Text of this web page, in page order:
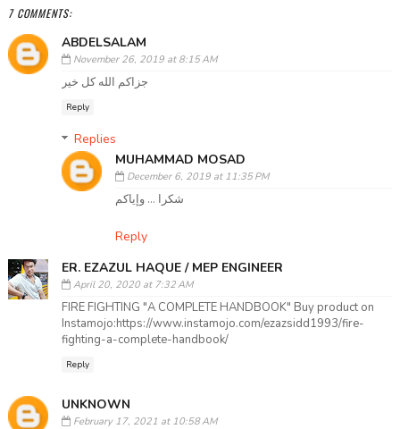
7 COMMENTS:
ABDELSALAM
November 26, 2019 at 8:15 AM
جزاكم الله كل خير
Reply
Replies
MUHAMMAD MOSAD
December 6, 2019 at 11:35 PM
شكرا ... وإياكم
Reply
ER. EZAZUL HAQUE / MEP ENGINEER
April 20, 2020 at 7:32 AM
FIRE FIGHTING "A COMPLETE HANDBOOK" Buy product on
Instamojo:https://www.instamojo.com/ezazsidd1993/fire-
fighting-a-complete-handbook/
Reply
UNKNOWN
February 17, 2021 at 10:58 AM